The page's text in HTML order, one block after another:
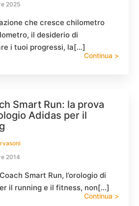
2025
che cresce chilometro
il desiderio di
i tuoi progressi, la[…]
Continua >
Smart Run: la prova
Adidas per il
2014
Smart Run, l’orologio di
il running e il fitness, non[…]
Continua >